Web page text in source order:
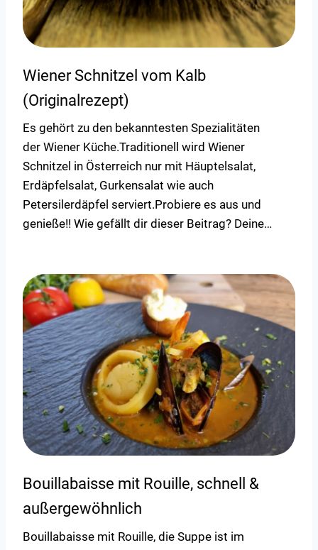
Wiener Schnitzel vom Kalb
(Originalrezept)
Es gehört zu den bekanntesten Spezialitäten
der Wiener Küche.Traditionell wird Wiener
Schnitzel in Österreich nur mit Häuptelsalat,
Erdäpfelsalat, Gurkensalat wie auch
Petersilerdäpfel serviert.Probiere es aus und
genieße!! Wie gefällt dir dieser Beitrag? Deine…
Bouillabaisse mit Rouille, schnell &
außergewöhnlich
Bouillabaisse mit Rouille, die Suppe ist im